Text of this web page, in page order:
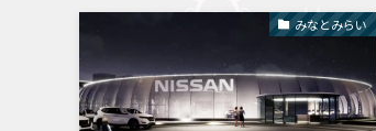
みなとみらい